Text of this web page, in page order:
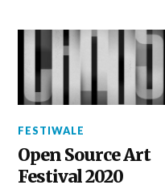
FESTIWALE
Open Source Art
Festival 2020